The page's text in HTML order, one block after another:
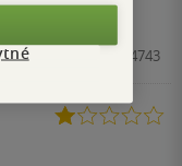
A jsem moc
2019, 9788075774743